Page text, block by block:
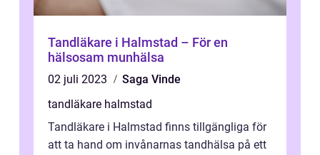
Tandläkare i Halmstad – För en
hälsosam munhälsa
02 juli 2023
Saga Vinde
tandläkare halmstad
Tandläkare i Halmstad finns tillgängliga för
att ta hand om invånarnas tandhälsa på ett